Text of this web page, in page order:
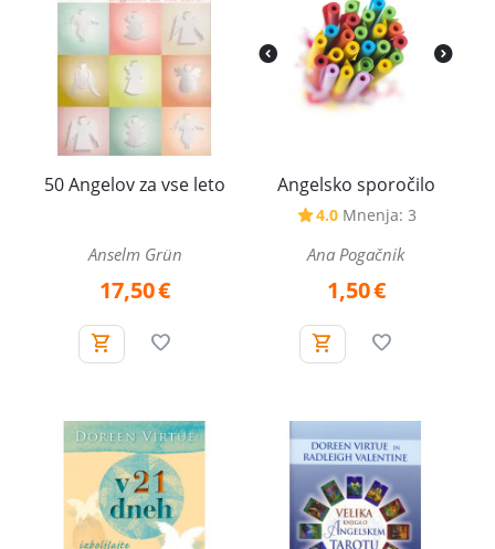
50 Angelov za vse leto
Anselm Grün
17,50€
Angelsko sporočilo
4.0 Mnenja: 3
Ana Pogačnik
1,50€